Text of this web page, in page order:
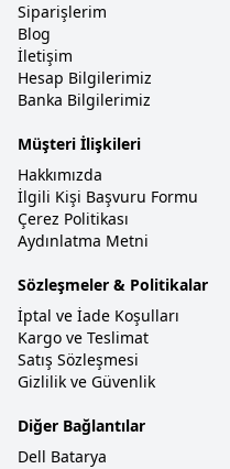
Siparişlerim
Blog
İletişim
Hesap Bilgilerimiz
Banka Bilgilerimiz
Müşteri İlişkileri
Hakkımızda
İlgili Kişi Başvuru Formu
Çerez Politikası
Aydınlatma Metni
Sözleşmeler & Politikalar
İptal ve İade Koşulları
Kargo ve Teslimat
Satış Sözleşmesi
Gizlilik ve Güvenlik
Diğer Bağlantılar
Dell Batarya